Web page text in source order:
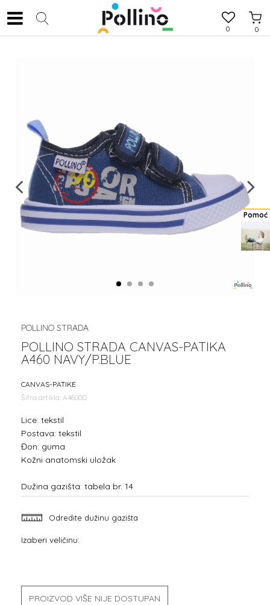
0
0
1 2 3 4
POLLINO STRADA
POLLINO STRADA CANVAS-PATIKA
A460 NAVY/P.BLUE
CANVAS-PATIKE
Šifra artikla: A4600D
Lice: tekstil
Postava: tekstil
Đon: guma
Kožni anatomski uložak
Dužina gazišta: tabela br. 14
Odredite dužinu gazišta
Izaberi veličinu:
PROIZVOD VIŠE NIJE DOSTUPAN
Pomoć